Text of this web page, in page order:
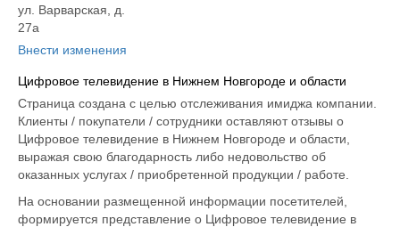
ул. Варварская, д.
27а
Внести изменения
Цифровое телевидение в Нижнем Новгороде и области
Страница создана с целью отслеживания имиджа компании.
Клиенты / покупатели / сотрудники оставляют отзывы о
Цифровое телевидение в Нижнем Новгороде и области,
выражая свою благодарность либо недовольство об
оказанных услугах / приобретенной продукции / работе.
На основании размещенной информации посетителей,
формируется представление о Цифровое телевидение в